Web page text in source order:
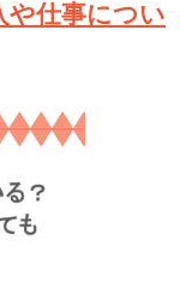
や仕事につい